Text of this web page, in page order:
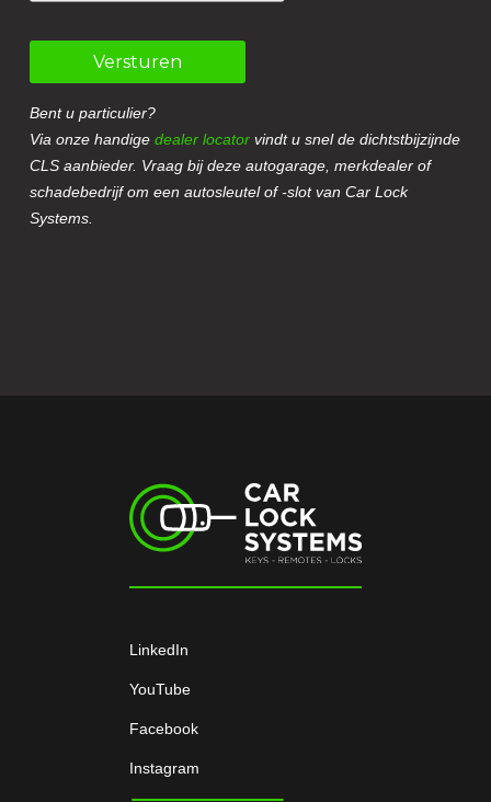
Versturen
Bent u particulier?
Via onze handigedealer locator vindt u snel de dichtstbijzijnde
CLS aanbieder. Vraag bij deze autogarage, merkdealer of
schadebedrijf om een autosleutel of -slot van Car Lock
Systems.
LinkedIn
YouTube
Facebook
Instagram